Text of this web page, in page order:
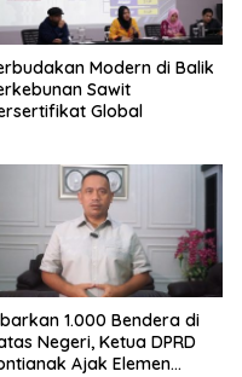
Modern di Balik
Sawit
Global
1.000 Bendera di
Negeri, Ketua DPRD
Ajak Elemen